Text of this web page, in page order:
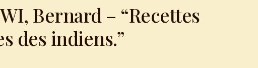
Bernard – “Recettes
des indiens.”